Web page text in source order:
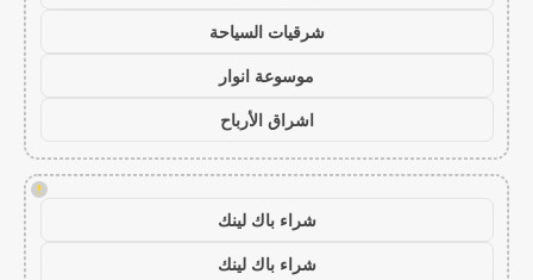
شرقيات السياحة
موسوعة انوار
اشراق الأرباح
!
شراء باك لينك
شراء باك لينك